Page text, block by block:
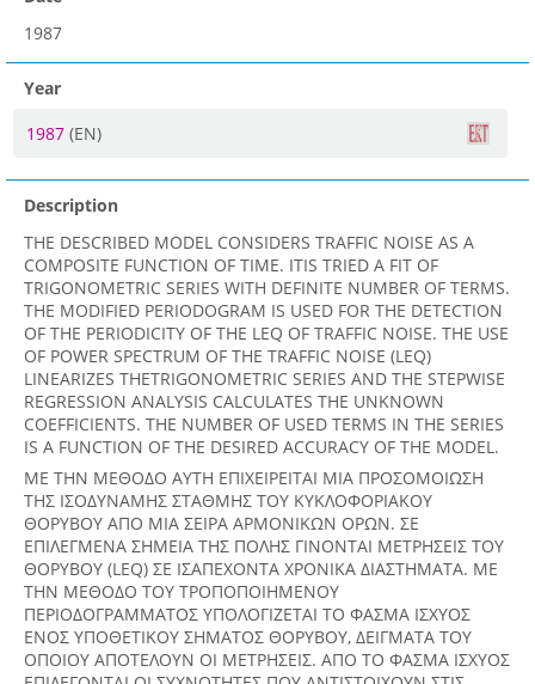
1987
Year
1987 (EN)
Description
THE DESCRIBED MODEL CONSIDERS TRAFFIC NOISE AS A
COMPOSITE FUNCTION OF TIME. ITIS TRIED A FIT OF
TRIGONOMETRIC SERIES WITH DEFINITE NUMBER OF TERMS.
THE MODIFIED PERIODOGRAM IS USED FOR THE DETECTION
OF THE PERIODICITY OF THE LEQ OF TRAFFIC NOISE. THE USE
OF POWER SPECTRUM OF THE TRAFFIC NOISE (LEQ)
LINEARIZES THETRIGONOMETRIC SERIES AND THE STEPWISE
REGRESSION ANALYSIS CALCULATES THE UNKNOWN
COEFFICIENTS. THE NUMBER OF USED TERMS IN THE SERIES
IS A FUNCTION OF THE DESIRED ACCURACY OF THE MODEL.
ΜΕ ΤΗΝ ΜΕΘΟΔΟ ΑΥΤΗ ΕΠΙΧΕΙΡΕΙΤΑΙ ΜΙΑ ΠΡΟΣΟΜΟΙΩΣΗ
ΤΗΣ ΙΣΟΔΥΝΑΜΗΣ ΣΤΑΘΜΗΣ ΤΟΥ ΚΥΚΛΟΦΟΡΙΑΚΟΥ
ΘΟΡΥΒΟΥ ΑΠΟ ΜΙΑ ΣΕΙΡΑ ΑΡΜΟΝΙΚΩΝ ΟΡΩΝ. ΣΕ
ΕΠΙΛΕΓΜΕΝΑ ΣΗΜΕΙΑ ΤΗΣ ΠΟΛΗΣ ΓΙΝΟΝΤΑΙ ΜΕΤΡHΣΕΙΣ ΤΟΥ
ΘΟΡΥΒΟΥ (LEQ) ΣΕ ΙΣΑΠΕΧΟΝΤΑ ΧΡΟΝΙΚΑ ΔΙΑΣΤΗΜΑΤΑ. ΜΕ
ΤΗΝ ΜΕΘΟΔΟ ΤΟΥ ΤΡΟΠΟΠΟΙΗΜΕΝΟΥ
ΠΕΡΙΟΔΟΓΡΑΜΜΑΤΟΣ ΥΠΟΛΟΓΙΖΕΤΑΙ ΤΟ ΦΑΣΜΑ ΙΣΧΥΟΣ
ΕΝΟΣ ΥΠΟΘΕΤΙΚΟΥ ΣΗΜΑΤΟΣ ΘΟΡΥΒΟΥ, ΔΕΙΓΜΑΤΑ ΤΟΥ
ΟΠΟΙΟΥ ΑΠΟΤΕΛΟΥΝ ΟΙ ΜΕΤΡΗΣΕΙΣ. ΑΠΟ ΤΟ ΦΑΣΜΑ ΙΣΧΥΟΣ